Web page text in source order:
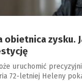
obietnica zysku.
uruchomić
72-letniej Heleny